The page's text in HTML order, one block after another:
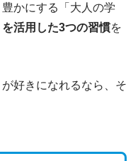
かにする「大人の学
活用した3つの習慣を
好きになれるなら、そ